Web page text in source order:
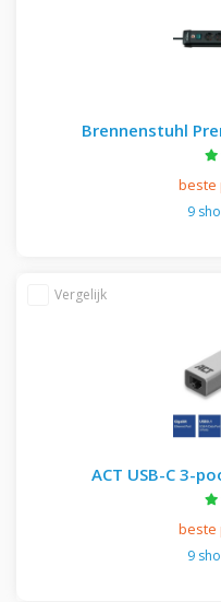
Brennenstuhl
beste
9
ACT USB-C 3-
beste
9